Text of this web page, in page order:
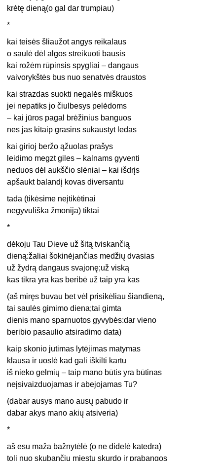
krėtę dieną(o gal dar trumpiau)
*
kai teisės šliaužot angys reikalaus
o saulė dėl algos streikuoti bausis
kai rožėm rūpinsis spygliai – dangaus
vaivorykštės bus nuo senatvės draustos
kai strazdas suokti negalės miškuos
jei nepatiks jo čiulbesys pelėdoms
– kai jūros pagal brėžinius banguos
nes jas kitaip grasins sukaustyt ledas
kai girioj beržo ąžuolas prašys
leidimo megzt giles – kalnams gyventi
neduos dėl aukščio slėniai – kai išdrįs
apšaukt balandį kovas diversantu
tada (tikėsime neįtikėtinai
negyvuliška žmonija) tiktai
*
dėkoju Tau Dieve už šitą tviskančią
dieną:žaliai šokinėjančias medžių dvasias
už žydrą dangaus svajonę;už viską
kas tikra yra kas beribė už taip yra kas
(aš miręs buvau bet vėl prisikėliau šiandieną,
tai saulės gimimo diena;tai gimta
dienis mano sparnuotos gyvybės:dar vieno
beribio pasaulio atsiradimo data)
kaip skonio jutimas lytėjimas matymas
klausa ir uoslė kad gali iškilti kartu
iš nieko gelmių – taip mano būtis yra būtinas
neįsivaizduojamas ir abejojamas Tu?
(dabar ausys mano ausų pabudo ir
dabar akys mano akių atsiveria)
*
aš esu maža bažnytėlė (o ne didelė katedra)
toli nuo skubančių miestų skurdo ir prabangos